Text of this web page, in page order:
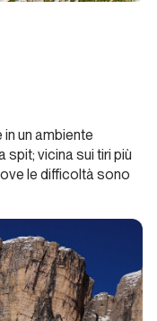
un ambiente
vicina sui tiri più
le difficoltà sono